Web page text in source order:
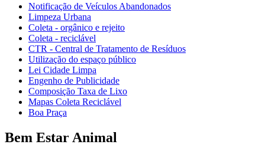
Notificação de Veículos Abandonados
Limpeza Urbana
Coleta - orgânico e rejeito
Coleta - reciclável
CTR - Central de Tratamento de Resíduos
Utilização do espaço público
Lei Cidade Limpa
Engenho de Publicidade
Composição Taxa de Lixo
Mapas Coleta Reciclável
Boa Praça
Bem Estar Animal